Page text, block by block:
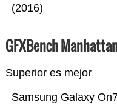
(2016)
GFXBench
Superior es mejor
Samsung Galaxy